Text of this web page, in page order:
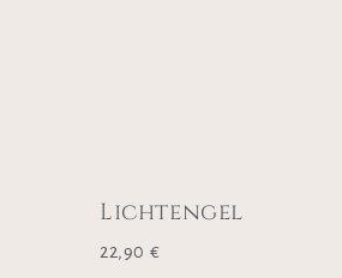
Lichtengel
22,90 €